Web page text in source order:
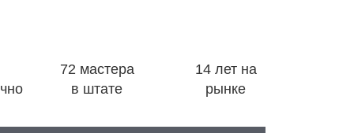
72 мастера
в штате
14 лет на
рынке